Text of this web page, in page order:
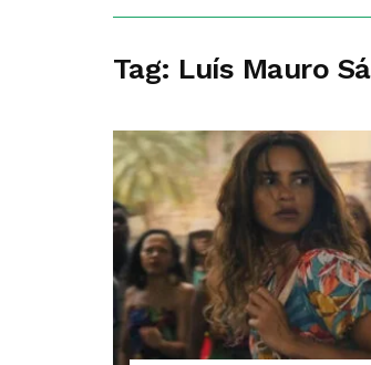
Tag: Luís Mauro